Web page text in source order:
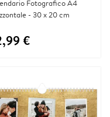
Fotografico A4
- 30 x 20 cm
€